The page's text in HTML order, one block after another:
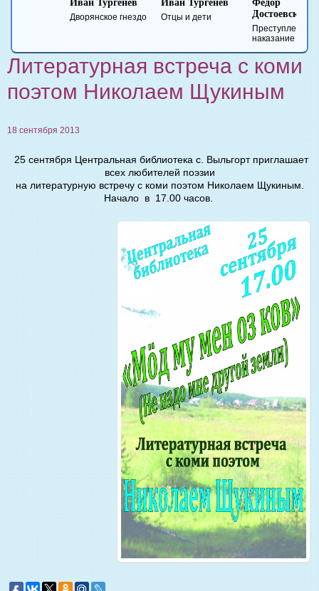
Иван Тургенев
Дворянское гнездо
Иван Тургенев
Отцы и дети
Федор
Достоевский
Преступление и
наказание
Литературная встреча с коми
поэтом Николаем Щукиным
18 сентября 2013
25 сентября Центральная библиотека с. Выльгорт приглашает
всех любителей поэзии
на литературную встречу с коми поэтом Николаем Щукиным.
Начало в 17.00 часов.